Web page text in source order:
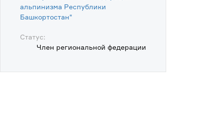
альпинизма Республики
Башкортостан"
Статус:
Член региональной федерации